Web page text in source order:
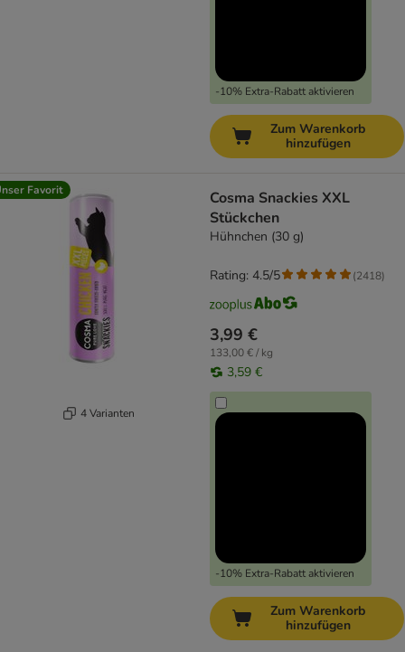
-10% Extra-Rabatt aktivieren
Zum Warenkorb
hinzufügen
Favorit
4 Varianten
Cosma Snackies XXL
Stückchen
Hühnchen (30 g)
3,99 €
133,00 € / kg
3,59 €
-10% Extra-Rabatt aktivieren
Rating: 4.5/5 (2418)
Zum Warenkorb
hinzufügen